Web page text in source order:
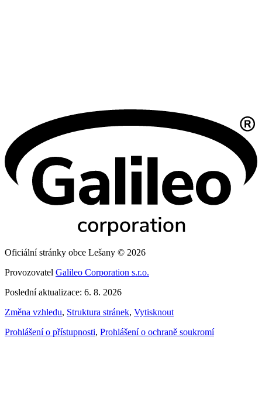
Oficiální stránky obce Lešany © 2026
Provozovatel Galileo Corporation s.r.o.
Poslední aktualizace: 6. 8. 2026
Změna vzhledu, Struktura stránek, Vytisknout
Prohlášení o přístupnosti, Prohlášení o ochraně soukromí